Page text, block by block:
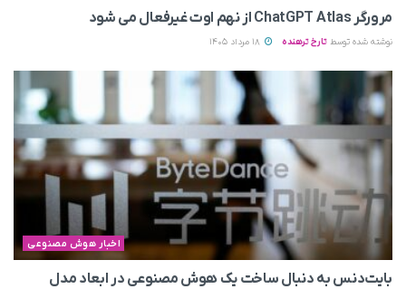
مرورگر ChatGPT Atlas از نهم اوت غیرفعال می‌ شود
نوشته شده توسط تارخ ترهنده
اخبار هوش مصنوعی
بایت‌دنس به‌ دنبال ساخت یک هوش مصنوعی در ابعاد مدل